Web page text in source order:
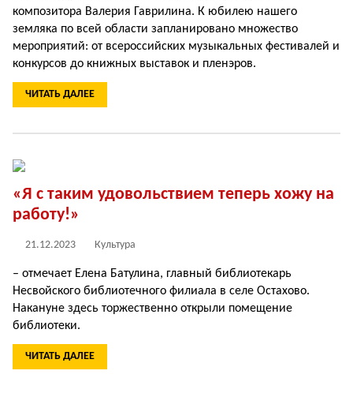
композитора Валерия Гаврилина. К юбилею нашего
земляка по всей области запланировано множество
мероприятий: от всероссийских музыкальных фестивалей и
конкурсов до книжных выставок и пленэров.
ЧИТАТЬ ДАЛЕЕ
«Я с таким удовольствием теперь хожу на
работу!»
21.12.2023 Культура
– отмечает Елена Батулина, главный библиотекарь
Несвойского библиотечного филиала в селе Остахово.
Накануне здесь торжественно открыли помещение
библиотеки.
ЧИТАТЬ ДАЛЕЕ